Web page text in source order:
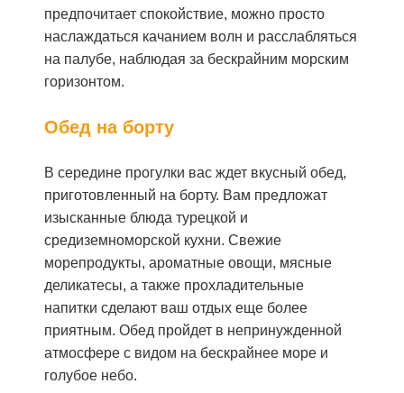
предпочитает спокойствие, можно просто
наслаждаться качанием волн и расслабляться
на палубе, наблюдая за бескрайним морским
горизонтом.
Обед на борту
В середине прогулки вас ждет вкусный обед,
приготовленный на борту. Вам предложат
изысканные блюда турецкой и
средиземноморской кухни. Свежие
морепродукты, ароматные овощи, мясные
деликатесы, а также прохладительные
напитки сделают ваш отдых еще более
приятным. Обед пройдет в непринужденной
атмосфере с видом на бескрайнее море и
голубое небо.